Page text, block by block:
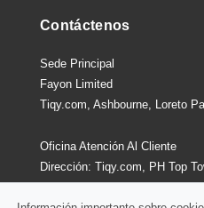
Contáctenos
Sede Principal
Fayon Limited
Tiqy.com, Ashbourne, Loreto
Oficina Atención Al Cliente
Dirección: Tiqy.com, PH Top
Costa Del Este, Ciudad De